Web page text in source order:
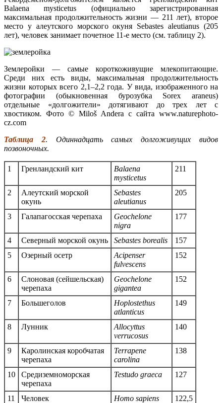
Balaena mysticetus (официально зарегистрированная
максимальная продолжительность жизни — 211 лет), второе
место у алеутского морского окуня Sebastes aleutianus (205
лет), человек занимает почетное 11-е место (см. таблицу 2).
Землеройки — самые короткоживущие млекопитающие.
Среди них есть виды, максимальная продолжительность
жизни которых всего 2,1–2,2 года. У вида, изображенного на
фотографии (обыкновенная бурозубка Sorex araneus)
отдельные «долгожители» дотягивают до трех лет с
хвостиком. Фото © Miloš Andera с сайта www.naturephoto-
cz.com
Таблица 2. Одиннадцать самых долгоживущих видов
позвоночных.
1 Гренландский кит
Balaena
mysticetus
211
2
Алеутский морской
окунь
Sebastes
aleutianus
205
3 Галапагосская черепаха
Geochelone
nigra
177
4 Северный морской окунь Sebastes borealis
157
5
Озерный осетр
Acipenser
fulvescens
152
6
Слоновая (сейшельская)
черепаха
Geochelone
gigantea
152
7 Большеголов
Hoplostethus
atlanticus
149
8 Лунник
Allocyttus
verrucosus
140
9
Каролинская коробчатая
черепаха
Terrapene
carolina
138
10
Средиземноморская
черепаха
Testudo graeca 127
11 Человек Homo sapiens 122,5